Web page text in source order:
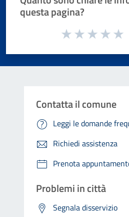
questa pagina?
Valuta da 1 a 5 stelle la pagina
Contatta il comune
Leggi le domande
Richiedi assistenza
Prenota
Problemi in città
Segnala disservizio